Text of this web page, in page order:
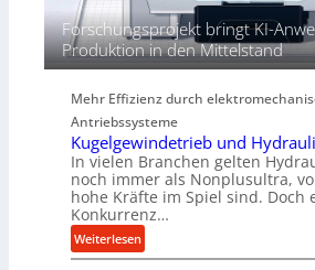
i
e
P
r
f
o
r
m
a
n
c
Forschungsprojekt bringt KI-
Produktion in den Mittelstand
Mehr Effizienz durch
Antriebssysteme
Kugelgewindetrieb und
In vielen Branchen gelten
noch immer als Nonplusultra,
hohe Kräfte im Spiel sind. Doch
Konkurrenz…
Weiterlesen:
K